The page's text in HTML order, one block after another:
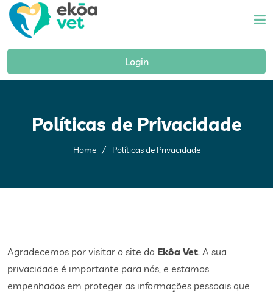
Mapa Da Saúde Mental
Login
Políticas de Privacidade
Home Políticas de Privacidade
Agradecemos por visitar o site da Ekôa Vet. A sua
privacidade é importante para nós, e estamos
empenhados em proteger as informações pessoais que